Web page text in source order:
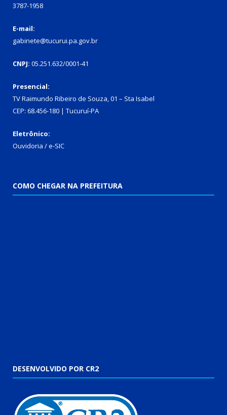
3787-1958
E-mail:
gabinete@tucurui.pa.gov.br
CNPJ: 05.251.632/0001-41
Presencial:
TV Raimundo Ribeiro de Souza, 01 – Sta Isabel
CEP: 68.456-180 | Tucuruí-PA
Eletrônico:
Ouvidoria /e-SIC
COMO CHEGAR NA PREFEITURA
DESENVOLVIDO POR CR2